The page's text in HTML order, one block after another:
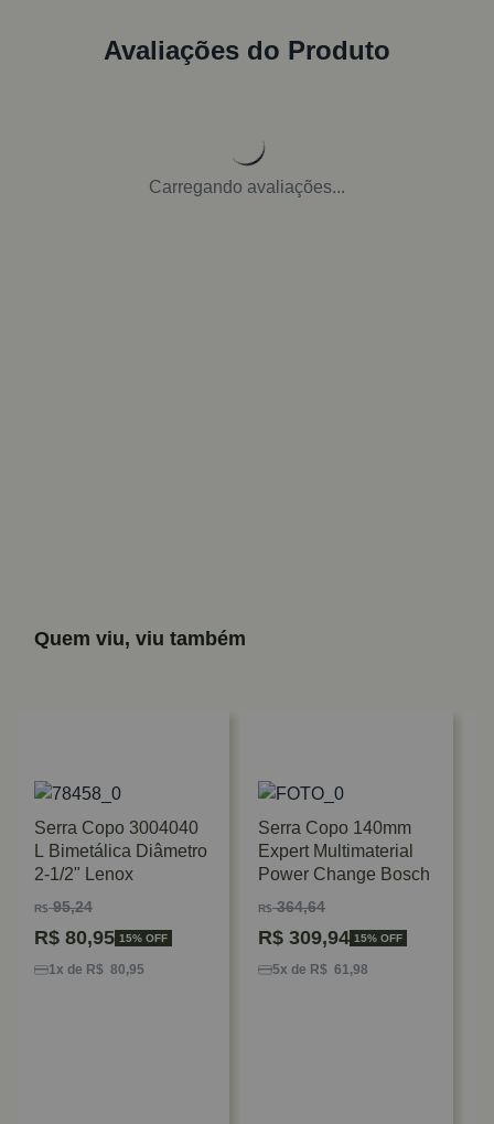
Avaliações do Produto
Carregando avaliações...
Quem viu, viu também
Serra Copo 3004040
L Bimetálica Diâmetro
2-1/2" Lenox
R$95,24
R$ 80,95 15% OFF
1x de R$ 80,95
Serra Copo 140mm
Expert Multimaterial
Power Change Bosch
R$364,64
R$ 309,94 15% OFF
5x de R$ 61,98